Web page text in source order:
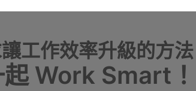
工作效率升級的方法
Work Smart！